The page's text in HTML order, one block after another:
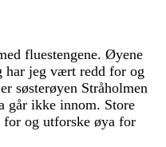
fluestengene. Øyene
har jeg vært redd for og
søsterøyen Stråholmen
går ikke innom. Store
for og utforske øya for